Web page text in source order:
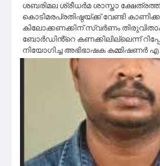
ശബരിമല ശ്രീധർമ ശാസ്താ
കൊടിമരപ്രതിഷ്ഠയ്ക്ക് വേണ്ടി
കിലോക്കണക്കിന് സ്വർണം
ബോർഡിൻ്റെ കണക്കിലില്ലെന്ന്
നിയോഗിച്ച അഭിഭാഷക കമ്മിഷണർ